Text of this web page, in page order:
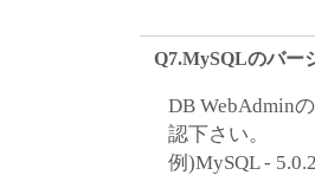
Q7.MySQLのバー
DB WebAdmin
認下さい。
例)MySQL -